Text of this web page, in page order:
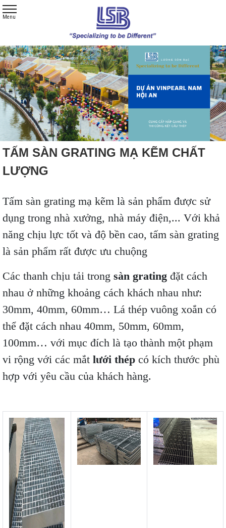
TẤM SÀN GRATING MẠ KẼM CHẤT
LƯỢNG
Tấm sàn grating mạ kẽm là sản phẩm được sử
dụng trong nhà xưởng, nhà máy điện,... Với khả
năng chịu lực tốt và độ bền cao, tấm sàn grating
là sản phẩm rất được ưu chuộng
Các thanh chịu tải trong sàn grating đặt cách
nhau ở những khoảng cách khách nhau như:
30mm, 40mm, 60mm… Lá thép vuông xoắn có
thể đặt cách nhau 40mm, 50mm, 60mm,
100mm… với mục đích là tạo thành một phạm
vi rộng với các mắt lưới thép có kích thước phù
hợp với yêu cầu của khách hàng.